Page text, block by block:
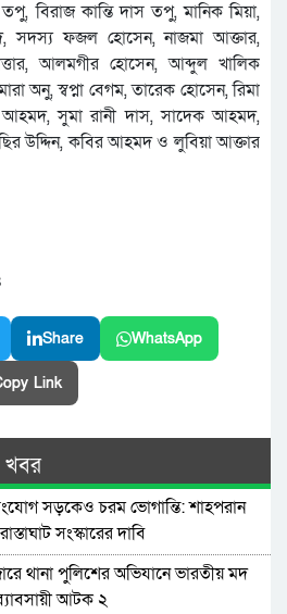
বিরাজ কান্তি দাস তপু, মানিক মিয়া,
সদস্য ফজল হোসেন, নাজমা আক্তার,
আলমগীর হোসেন, আব্দুল খালিক
অনু, স্বপ্না বেগম, তারেক হোসেন, রিমা
সুমা রানী দাস, সাদেক আহমদ,
উদ্দিন, কবির আহমদ ও লুবিয়া আক্তার
Share WhatsApp
Link
খবর
সড়কেও চরম ভোগান্তি: শাহপরান
সংস্কারের দাবি
থানা পুলিশের অভিযানে ভারতীয় মদ
আটক ২